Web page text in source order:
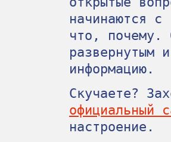
начинаются
что, почему.
развернутым
информацию.
Скучаете?
официальный
настроение.